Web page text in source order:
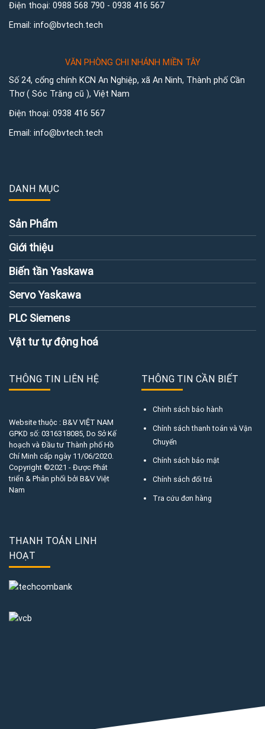
Điện thoại: 0988 568 790 - 0938 416 567
Email: info@bvtech.tech
VĂN PHÒNG CHI NHÁNH MIỀN TÂY
Số 24, cổng chính KCN An Nghiệp, xã An Ninh, Thành phố Cần
Thơ ( Sóc Trăng cũ ), Việt Nam
Điện thoại: 0938 416 567
Email: info@bvtech.tech
DANH MỤC
Sản Phẩm
Giới thiệu
Biến tần Yaskawa
Servo Yaskawa
PLC Siemens
Vật tư tự động hoá
THÔNG TIN LIÊN HỆ
Website thuộc : B&V VIỆT NAM
GPKD số: 0316318085, Do Sở Kế
hoạch và Đầu tư Thành phố Hồ
Chí Minh cấp ngày 11/06/2020.
Copyright ©2021 - Được Phát
triển & Phân phối bởi B&V Việt
Nam
THÔNG TIN CẦN BIẾT
Chính sách bảo hành
Chính sách thanh toán và Vận
Chuyển
Chính sách bảo mật
Chính sách đổi trả
Tra cứu đơn hàng
THANH TOÁN LINH
HOẠT